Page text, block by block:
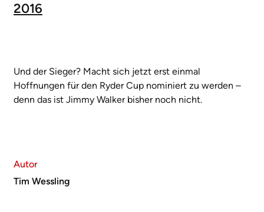
2016
Und der Sieger? Macht sich jetzt erst einmal
Hoffnungen für den Ryder Cup nominiert zu werden –
denn das ist Jimmy Walker bisher noch nicht.
Autor
Tim Wessling